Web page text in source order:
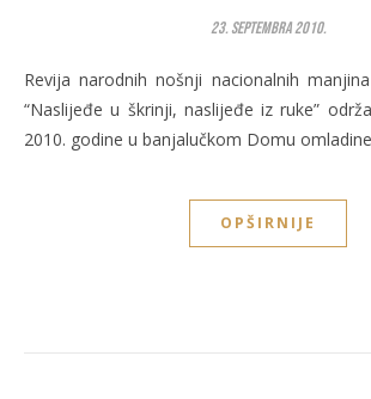
23. Septembra 2010.
Revija narodnih nošnji nacionalnih manjina Republike Srpske
“Naslijeđe u škrinji, naslijeđe iz ruke”
2010. godine u banjalučkom Domu
OPŠIRNIJE